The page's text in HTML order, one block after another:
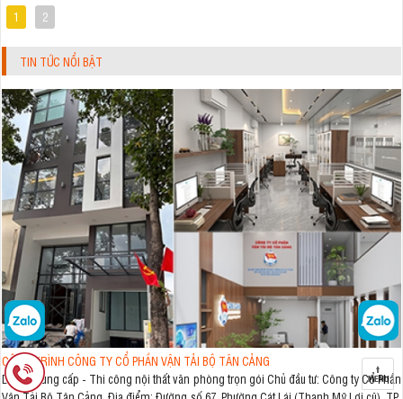
1 2
TIN TỨC NỔI BẬT
CÔNG TRÌNH CÔNG TY CỔ PHẦN VẬN TẢI BỘ TÂN CẢNG
Dự án: Cung cấp - Thi công nội thất văn phòng trọn gói Chủ đầu tư: Công ty Cổ Phần